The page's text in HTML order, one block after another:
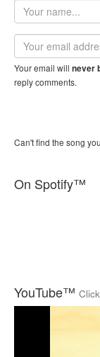
Your
name
Email
address
Your email will never
reply comments.
Can't find the song
On Spotify™
YouTube™